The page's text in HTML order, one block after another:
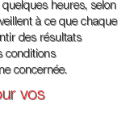
heures, selon
à ce que chaque
des résultats
conditions
concernée.
vos